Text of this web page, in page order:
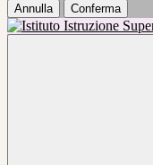
Annulla Conferma